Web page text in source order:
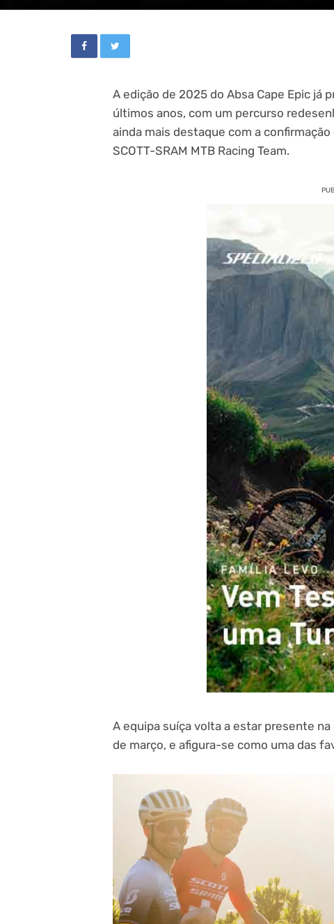
A edição de 2025 do Absa Cape Epic já
últimos anos, com um percurso
ainda mais destaque com a
SCOTT-SRAM MTB Racing Team.
PUB
A equipa suíça volta a estar presente
de março, e afigura-se como uma das